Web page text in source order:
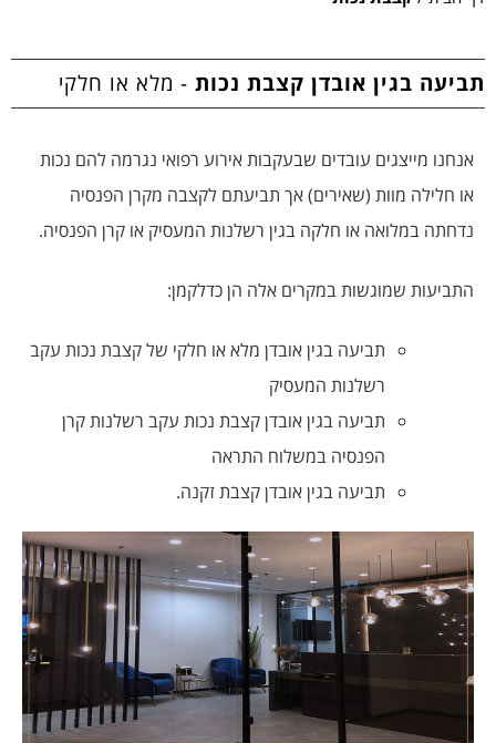
תביעה בגין אובדן קצבת נכות - מלא או חלקי
אנחנו מייצגים עובדים שבעקבות אירוע רפואי נגרמה להם נכות
או חלילה מוות (שאירים) אך תביעתם לקצבה מקרן הפנסיה
נדחתה במלואה או חלקה בגין רשלנות המעסיק או קרן הפנסיה.
התביעות שמוגשות במקרים אלה הן כדלקמן:
תביעה בגין אובדן מלא או חלקי של קצבת נכות עקב
רשלנות המעסיק
תביעה בגין אובדן קצבת נכות עקב רשלנות קרן
הפנסיה במשלוח התראה
תביעה בגין אובדן קצבת זקנה.